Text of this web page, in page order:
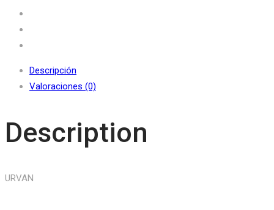
Descripción
Valoraciones (0)
Description
URVAN